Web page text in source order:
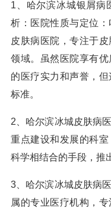
1、哈尔滨冰城银屑病
析：医院性质与定位
皮肤病医院，专注于
领域。虽然医院享有
的医疗实力和声誉，
标准。
2、哈尔滨冰城皮肤病
重点建设和发展的科
科学相结合的手段，推
3、哈尔滨冰城皮肤病
属的专业医疗机构，